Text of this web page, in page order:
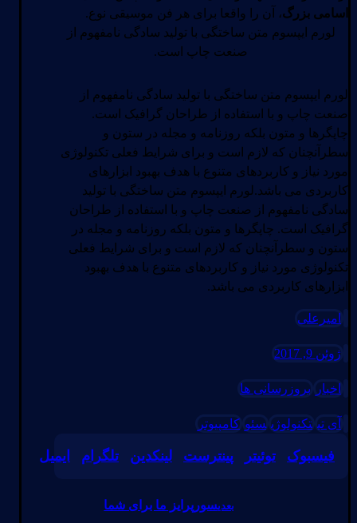
اسامی بزرگ، آن را واقعا برای هر فن موسیقی نوع.
لورم ایپسوم متن ساختگی با تولید سادگی نامفهوم از
صنعت چاپ است.
لورم ایپسوم متن ساختگی با تولید سادگی نامفهوم از
صنعت چاپ و با استفاده از طراحان گرافیک است.
چاپگرها و متون بلکه روزنامه و مجله در ستون و
سطرآنچنان که لازم است و برای شرایط فعلی تکنولوژی
مورد نیاز و کاربردهای متنوع با هدف بهبود ابزارهای
کاربردی می باشد.لورم ایپسوم متن ساختگی با تولید
سادگی نامفهوم از صنعت چاپ و با استفاده از طراحان
گرافیک است. چاپگرها و متون بلکه روزنامه و مجله در
ستون و سطرآنچنان که لازم است و برای شرایط فعلی
تکنولوژی مورد نیاز و کاربردهای متنوع با هدف بهبود
ابزارهای کاربردی می باشد.
امیرعلی
ژوئن 9, 2017
اخبار بروزرسانی ها
آی تی تکنولوژی سئو کامپیوتر
فیسبوک توئیتر پینترست لینکدین تلگرام ایمیل
بعدیسورپرایز ما برای شما